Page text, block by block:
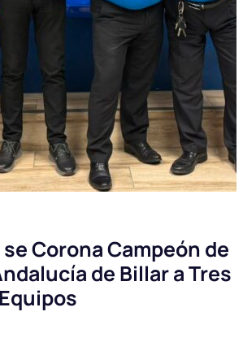
Corona Campeón de
de Billar a Tres